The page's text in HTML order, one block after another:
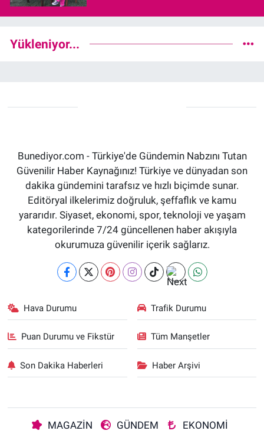
Yükleniyor...
Bunediyor.com - Türkiye'de Gündemin Nabzını Tutan
Güvenilir Haber Kaynağınız! Türkiye ve dünyadan son
dakika gündemini tarafsız ve hızlı biçimde sunar.
Editöryal ilkelerimiz doğruluk, şeffaflık ve kamu
yararıdır. Siyaset, ekonomi, spor, teknoloji ve yaşam
kategorilerinde 7/24 güncellenen haber akışıyla
okurumuza güvenilir içerik sağlarız.
Hava Durumu Trafik Durumu
Puan Durumu ve Fikstür Tüm Manşetler
Son Dakika Haberleri Haber Arşivi
MAGAZİN GÜNDEM EKONOMİ